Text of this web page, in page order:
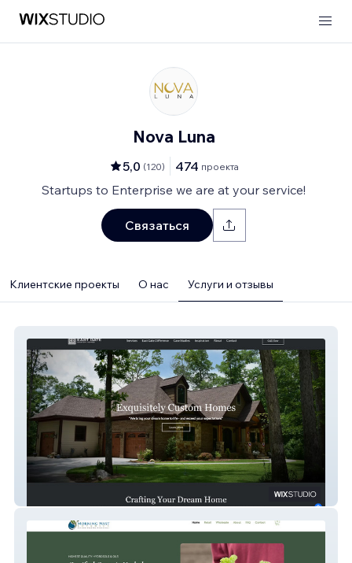
Nova Luna
5,0 (120) 474 проекта
Startups to Enterprise we are at your service!
Связаться
Клиентские проекты О нас Услуги и отзывы